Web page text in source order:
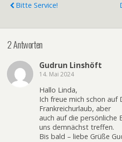
Bitte Service!
2 Antworten
Gudrun Linshöft
14. Mai 2024
Hallo Linda,
Ich freue mich schon auf
Frankreichurlaub, aber
auch auf die
uns demnächst treffen.
Bis bald – liebe Grüße